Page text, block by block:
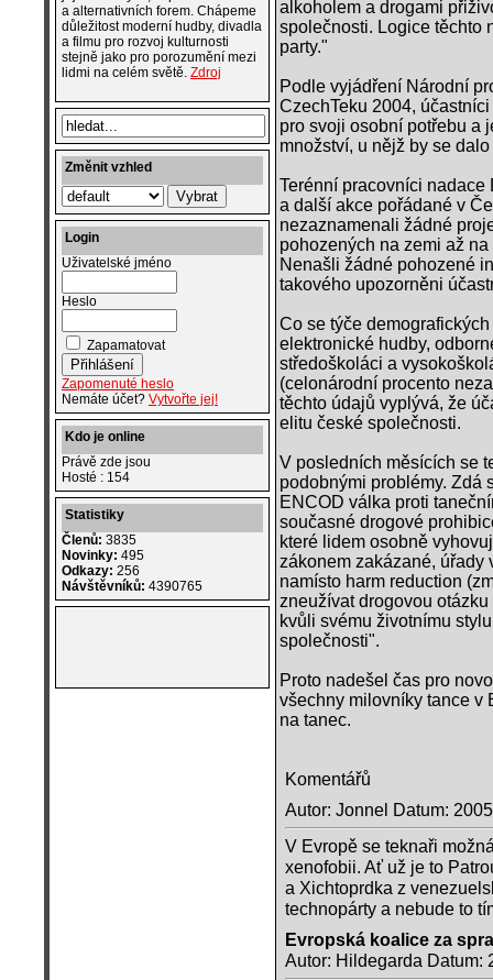
a alternativních forem. Chápeme
důležitost moderní hudby, divadla
a filmu pro rozvoj kulturnosti
stejně jako pro porozumění mezi
lidmi na celém světě. Zdroj
Změnit vzhled
Login
Uživatelské jméno
Heslo
Zapamatovat
Zapomenuté heslo
Nemáte účet? Vytvořte jej!
Kdo je online
Právě zde jsou
Hosté : 154
Statistiky
Členů: 3835
Novinky: 495
Odkazy: 256
Návštěvníků: 4390765
alkoholem a drogami
společnosti. Logice těchto
party."
Podle vyjádření Národní
CzechTeku 2004,
pro svoji osobní potřebu a
množství, u nějž by se
Terénní pracovníci
a další akce pořádané v
nezaznamenali žádné
pohozených na zemi až
Nenašli žádné pohozené
takového upozorněni
Co se týče
elektronické hudby,
středoškoláci a
(celonárodní procento
těchto údajů vyplývá, že
elitu české společnosti.
V posledních měsících se
podobnými problémy. Zdá
ENCOD válka proti
současné drogové
které lidem osobně
zákonem zakázané, úřady
namísto harm reduction
zneužívat drogovou
kvůli svému životnímu
společnosti".
Proto nadešel čas pro
všechny milovníky tance v
na tanec.
Komentářů
Autor: Jonnel Datum:
V Evropě se teknaři
xenofobii. Ať už je to
a Xichtoprdka z
technopárty a nebude to
Evropská koalice za
Autor: Hildegarda Datum: